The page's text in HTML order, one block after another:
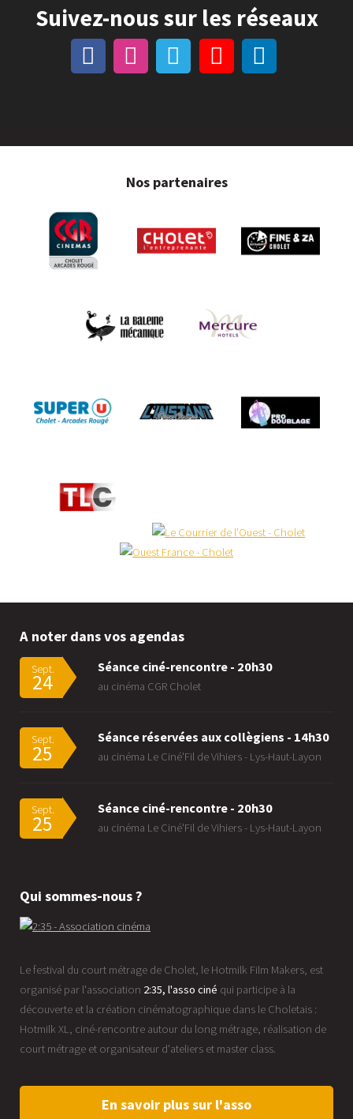
Suivez-nous sur les réseaux
Nos partenaires
A noter dans vos agendas
Sept.
24
Séance ciné-rencontre - 20h30
au cinéma CGR Cholet
Sept.
25
Séance réservées aux collègiens - 14h30
au cinéma Le Ciné'Fil de Vihiers - Lys-Haut-Layon
Sept.
25
Séance ciné-rencontre - 20h30
au cinéma Le Ciné'Fil de Vihiers - Lys-Haut-Layon
Qui sommes-nous ?
Le festival du court métrage de Cholet, le Hotmilk Film Makers, est
organisé par l'association 2:35, l'asso ciné qui participe à la
découverte et la création cinématographique dans le Choletais :
Hotmilk XL, ciné-rencontre autour du long métrage, réalisation de
court métrage et organisateur d'ateliers et master class.
En savoir plus sur l'asso